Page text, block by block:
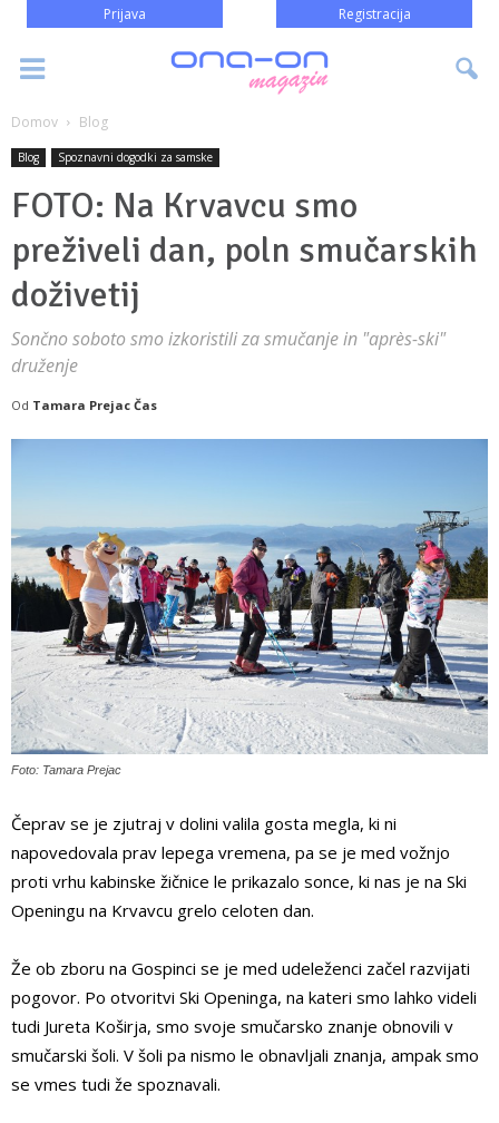
Prijava Registracija
Domov Blog
Blog Spoznavni dogodki za samske
FOTO: Na Krvavcu smo
preživeli dan, poln smučarskih
doživetij
Sončno soboto smo izkoristili za smučanje in "après-ski"
druženje
Od Tamara Prejac Čas
Foto: Tamara Prejac
Čeprav se je zjutraj v dolini valila gosta megla, ki ni
napovedovala prav lepega vremena, pa se je med vožnjo
proti vrhu kabinske žičnice le prikazalo sonce, ki nas je na Ski
Openingu na Krvavcu grelo celoten dan.
Že ob zboru na Gospinci se je med udeleženci začel razvijati
pogovor. Po otvoritvi Ski Openinga, na kateri smo lahko videli
tudi Jureta Koširja, smo svoje smučarsko znanje obnovili v
smučarski šoli. V šoli pa nismo le obnavljali znanja, ampak smo
se vmes tudi že spoznavali.